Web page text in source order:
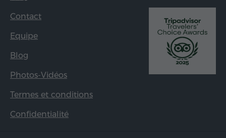
Contact
Equipe
Blog
Photos-Vidéos
Termes et conditions
Confidentialité